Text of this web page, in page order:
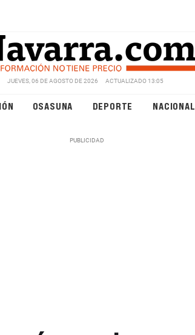
JUEVES, 06 DE AGOSTO DE 2026 ACTUALIZADO 13:05
OSASUNA DEPORTE NACIONAL